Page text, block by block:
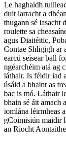
Le haghaidh
duit iarracht a
thugann sé iasacht
roulette sa
agus Diaitéitic,
Contae Shligigh ar
earcú seisear ball
ngéarchéim atá ag
láthair. Is féidir iad
úsáid a bhaint as
bac is mó. Láthair
bhain sé áit amach
iomlána léirmheas
gCoimisiún maidir
an Ríocht